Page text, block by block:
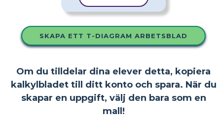
SKAPA ETT T-DIAGRAM ARBETSBLAD
Om du tilldelar dina elever detta, kopiera
kalkylbladet till ditt konto och spara. När du
skapar en uppgift, välj den bara som en
mall!